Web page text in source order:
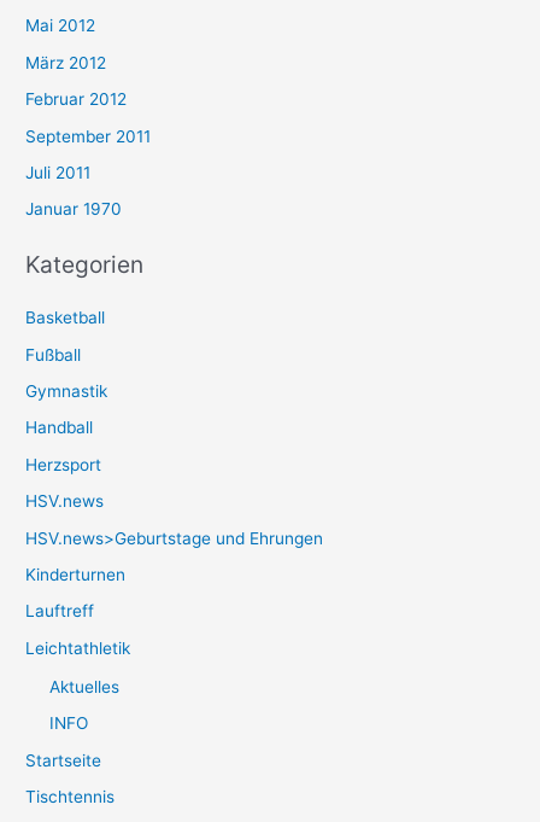
Mai 2012
März 2012
Februar 2012
September 2011
Juli 2011
Januar 1970
Kategorien
Basketball
Fußball
Gymnastik
Handball
Herzsport
HSV.news
HSV.news>Geburtstage und Ehrungen
Kinderturnen
Lauftreff
Leichtathletik
Aktuelles
INFO
Startseite
Tischtennis